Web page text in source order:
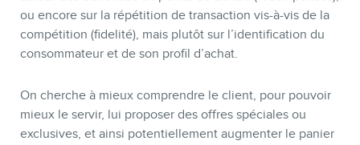
ou encore sur la répétition de transaction vis-à-vis de la
compétition (fidelité), mais plutôt sur l’identification du
consommateur et de son profil d’achat.
On cherche à mieux comprendre le client, pour pouvoir
mieux le servir, lui proposer des offres spéciales ou
exclusives, et ainsi potentiellement augmenter le panier